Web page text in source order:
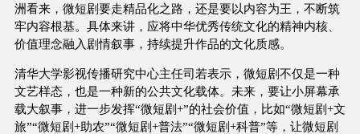
洲看来，微短剧要走精品化之路，还是要以内容为王，不断筑
牢内容根基。具体来讲，应将中华优秀传统文化的精神内核、
价值理念融入剧情叙事，持续提升作品的文化质感。
清华大学影视传播研究中心主任司若表示，微短剧不仅是一种
文艺样态，也是一种新的公共文化载体。未来，要让小屏幕承
载大叙事，进一步发挥“微短剧+”的社会价值，比如“微短剧+文
旅”“微短剧+助农”“微短剧+普法”“微短剧+科普”等，让微短剧